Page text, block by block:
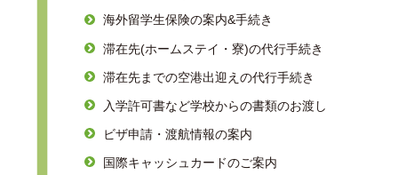
海外留学生保険の案内&手続き
滞在先(ホームステイ・寮)の代行手続き
滞在先までの空港出迎えの代行手続き
入学許可書など学校からの書類のお渡し
ビザ申請・渡航情報の案内
国際キャッシュカードのご案内